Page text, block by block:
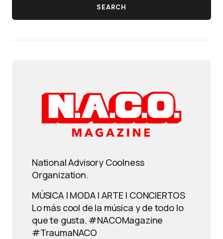
SEARCH
National Advisory Coolness
Organization.
MÚSICA | MODA | ARTE | CONCIERTOS
Lo más cool de la música y de todo lo
que te gusta. #NACOMagazine
#TraumaNACO